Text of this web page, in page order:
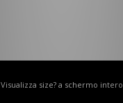
Visualizza size? a schermo intero